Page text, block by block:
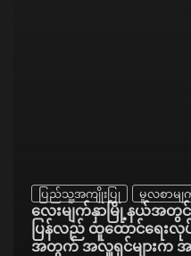
ပြည်သူ့အကျိုးပြု မူလစာမျ
လေးမျက်နှာမြို့နယ်အ
ပြန်လည် ထူထောင်ရေးလုပ်
အတွက် အလှူရှင်များက အလှူ